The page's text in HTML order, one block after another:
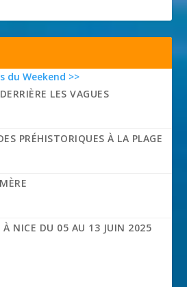
du Weekend >>
LES VAGUES
PRÉHISTORIQUES À LA PLAGE
À NICE DU 05 AU 13 JUIN 2025